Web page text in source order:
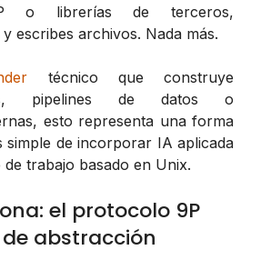
o librerías de terceros,
escribes archivos. Nada más.
técnico que construye
pipelines de datos o
esto representa una forma
simple de incorporar IA aplicada
trabajo basado en Unix.
el protocolo 9P
abstracción